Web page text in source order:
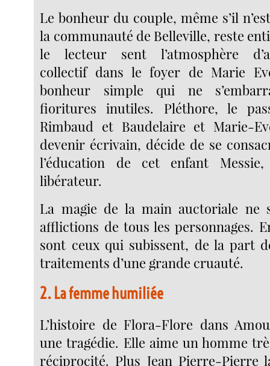
Le bonheur du couple, même s’il
la communauté de Belleville, reste
le lecteur sent l’atmosphère
collectif dans le foyer de Marie
bonheur simple qui ne
fioritures inutiles. Pléthore, le
Rimbaud et Baudelaire et Marie-
devenir écrivain, décide de se
l’éducation de cet enfant
libérateur.
La magie de la main auctoriale ne
afflictions de tous les personnages.
sont ceux qui subissent, de la part
traitements d’une grande cruauté.
2. La femme humiliée
L’histoire de Flora-Flore dans
une tragédie. Elle aime un homme
réciprocité. Plus Jean Pierre-Pierre